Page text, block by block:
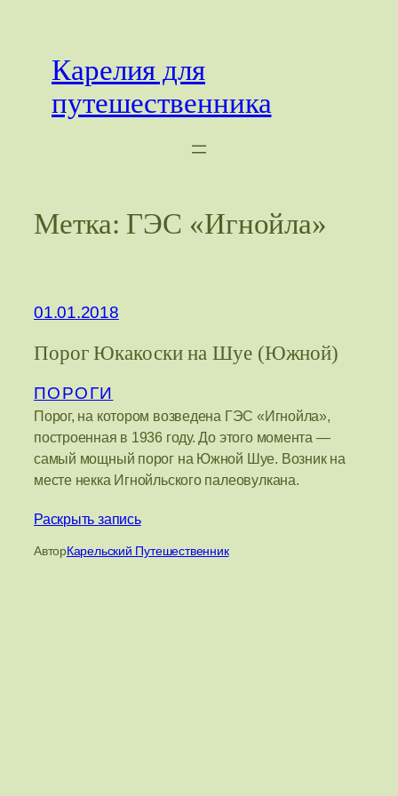
содержимому
Карелия для
путешественника
Метка: ГЭС «Игнойла»
01.01.2018
Порог Юкакоски на Шуе (Южной)
ПОРОГИ
Порог, на котором возведена ГЭС «Игнойла»,
построенная в 1936 году. До этого момента —
самый мощный порог на Южной Шуе. Возник на
месте некка Игнойльского палеовулкана.
Раскрыть запись
АвторКарельский Путешественник